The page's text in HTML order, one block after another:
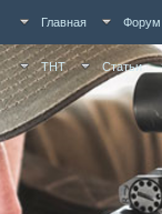
Главная Форум
ТНТ Статьи